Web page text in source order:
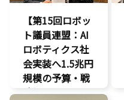
【第15回ロボッ
ト議員連盟：AI
ロボティクス社
会実装へ1.5兆円
規模の予算・戦
略提言】